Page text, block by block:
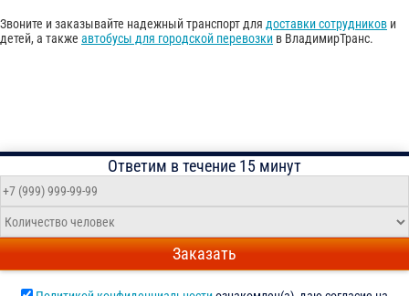
Звоните и заказывайте надежный транспорт для доставки сотрудников и
детей, а также автобусы для городской перевозки в ВладимирТранс.
Ответим в течение 15 минут
Заказать